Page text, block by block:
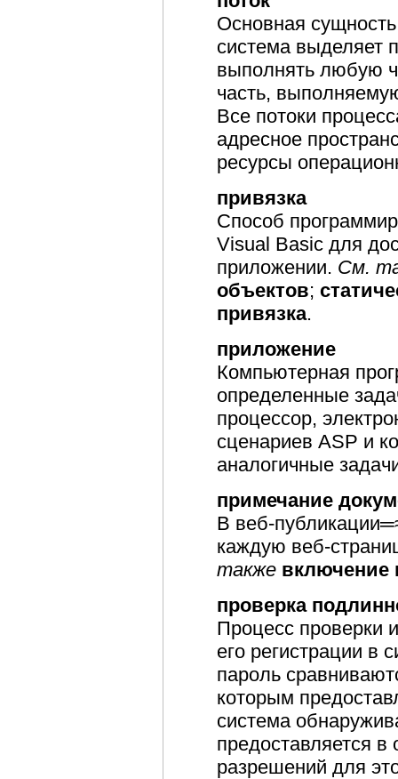
Основная
система выделяет
выполнять любую
часть,
Все потоки
адресное
ресурсы
привязка
Способ
Visual Basic для
приложении. См.
объектов;
привязка.
приложение
Компьютерная
определенные
процессор,
сценариев ASP и
аналогичные
примечание
В веб-
каждую веб-
также включение
проверка
Процесс проверки
его регистрации в
пароль
которым
система
предоставляется
разрешений для